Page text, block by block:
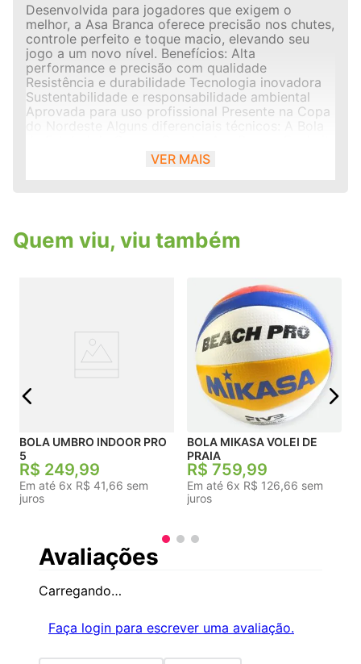
Desenvolvida para jogadores que exigem o
melhor, a Asa Branca oferece precisão nos chutes,
controle perfeito e toque macio, elevando seu
jogo a um novo nível. Benefícios: Alta
performance e precisão com qualidade
Resistência e durabilidade Tecnologia inovadora
Sustentabilidade e responsabilidade ambiental
Aprovada para uso profissional Presente na Copa
do Nordeste Alguns diferenciais técnicos: A Bola
possui tecnologia Termotec presente na
construção da bola, que elimina as costuras por
chutes e passes. Além disso, essa Bola de Futebol
de Campo Profissional, possui câmara 6D, que
são seis discos internos posicionados
pressão uniforme em toda a superfície da bola,
proporcionando um toque macio e consistente.
Conta também com laminado Ecoknit, um
material inovador e ecológico, a Penalty
demonstra o compromisso da marca com a
sustentabilidade sem abrir mão da qualidade e
performance. Utilizando materiais reciclados,
como garrafas PET, na fabricação desta bola,
tornando-a uma das opções mais ecológicas do
VER MAIS
Quem viu, viu também
BOLA UMBRO INDOOR PRO
5
R$ 249,99
Em até 6x R$ 41,66 sem
juros
BOLA MIKASA VOLEI DE
PRAIA
R$ 759,99
Em até 6x R$ 126,66 sem
juros
Avaliações
Carregando…
Faça login para escrever uma avaliação.